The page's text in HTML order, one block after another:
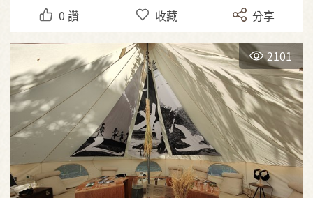
0 讚 收藏 分享
2101